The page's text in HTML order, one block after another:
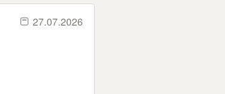
27.07.2026